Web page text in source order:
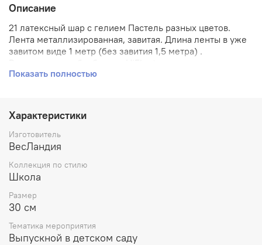
Описание
21 латексный шар с гелием Пастель разных цветов.
Лента металлизированная, завитая. Длина ленты в уже
завитом виде 1 метр (без завития 1,5 метра) .
обычно летать шарам от 3 до 7 дней, в отличие от
Показать полностью
Характеристики
Изготовитель
ВесЛандия
Коллекция по стилю
Школа
Размер
30 см
Тематика мероприятия
Выпускной в детском саду